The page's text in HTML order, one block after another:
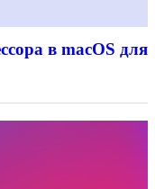
в macOS для